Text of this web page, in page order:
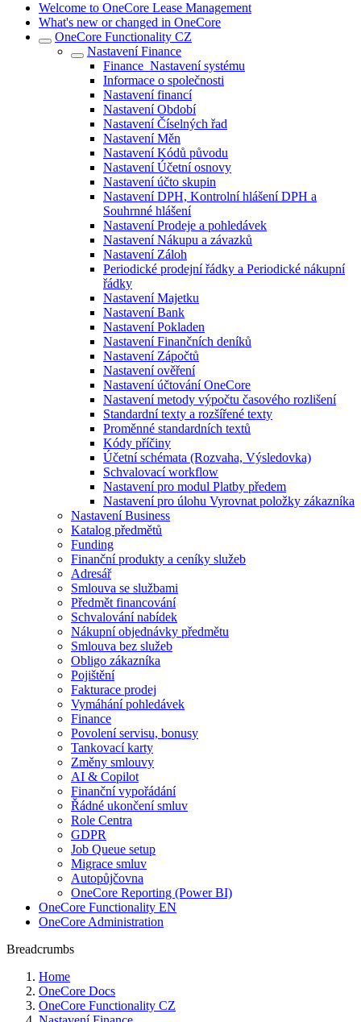
Welcome to OneCore Lease Management
What's new or changed in OneCore
OneCore Functionality CZ
Nastavení Finance
Finance_Nastavení systému
Informace o společnosti
Nastavení financí
Nastavení Období
Nastavení Číselných řad
Nastavení Měn
Nastavení Kódů původu
Nastavení Účetní osnovy
Nastavení účto skupin
Nastavení DPH, Kontrolní hlášení DPH a
Souhrnné hlášení
Nastavení Prodeje a pohledávek
Nastavení Nákupu a závazků
Nastavení Záloh
Periodické prodejní řádky a Periodické nákupní
řádky
Nastavení Majetku
Nastavení Bank
Nastavení Pokladen
Nastavení Finančních deníků
Nastavení Zápočtů
Nastavení ověření
Nastavení účtování OneCore
Nastavení metody výpočtu časového rozlišení
Standardní texty a rozšířené texty
Proměnné standardních textů
Kódy příčiny
Účetní schémata (Rozvaha, Výsledovka)
Schvalovací workflow
Nastavení pro modul Platby předem
Nastavení pro úlohu Vyrovnat položky zákazníka
Nastavení Business
Katalog předmětů
Funding
Finanční produkty a ceníky služeb
Adresář
Smlouva se službami
Předmět financování
Schvalování nabídek
Nákupní objednávky předmětu
Smlouva bez služeb
Obligo zákazníka
Pojištění
Fakturace prodej
Vymáhání pohledávek
Finance
Povolení servisu, bonusy
Tankovací karty
Změny smlouvy
AI & Copilot
Finanční vypořádání
Řádné ukončení smluv
Role Centra
GDPR
Job Queue setup
Migrace smluv
Autopůjčovna
OneCore Reporting (Power BI)
OneCore Functionality EN
OneCore Administration
Breadcrumbs
Home
OneCore Docs
OneCore Functionality CZ